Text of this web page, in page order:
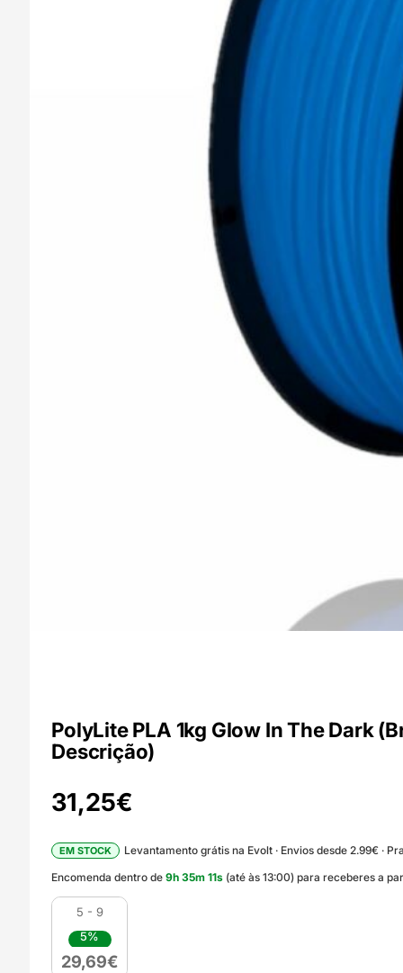
PolyLite PLA 1kg Glow In The Dark
Descrição)
31,25€
EM STOCK
Levantamento grátis na Evolt · Envios desde 2.99€ ·
Encomenda dentro de9h35m9s (até às 13:00) para receberes a
5 - 9
5%
29,69€